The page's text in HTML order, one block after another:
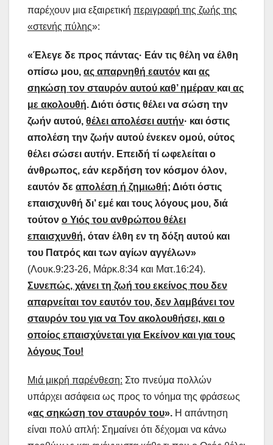
παρέχουν μια εξαιρετική περιγραφή της ζωής της
«στενής πύλης»:
«Έλεγε δε προς πάντας· Εάν τις θέλη να έλθη
οπίσω μου, ας απαρνηθή εαυτόν και ας
σηκώση τον σταυρόν αυτού καθ’ ημέραν και ας
με ακολουθή. Διότι όστις θέλει να σώση την
ζωήν αυτού, θέλει απολέσει αυτήν· και όστις
απολέση την ζωήν αυτού ένεκεν ομού, ούτος
θέλει σώσει αυτήν. Επειδή τί ωφελείται ο
άνθρωπος, εάν κερδήση τον κόσμον όλον,
εαυτόν δε απολέση ή ζημιωθή; Διότι όστις
επαισχυνθή δι’ εμέ και τους λόγους μου, διά
τούτον ο Υιός του ανθρώπου θέλει
επαισχυνθή, όταν έλθη εν τη δόξη αυτού και
του Πατρός και των αγίων αγγέλων»
(Λουκ.9:23-26, Μάρκ.8:34 και Ματ.16:24).
Συνεπώς, χάνει τη ζωή του εκείνος που δεν
απαρνείται τον εαυτόν του, δεν λαμβάνει τον
σταυρόν του για να Τον ακολουθήσει, και ο
οποίος επαισχύνεται για Εκείνον και για τους
λόγους Του!
Μιά μικρή παρένθεση: Στο πνεύμα πολλών
υπάρχει ασάφεια ως προς το νόημα της φράσεως
«ας σηκώση τον σταυρόν του». Η απάντηση
είναι πολύ απλή: Σημαίνει ότι δέχομαι να κάνω